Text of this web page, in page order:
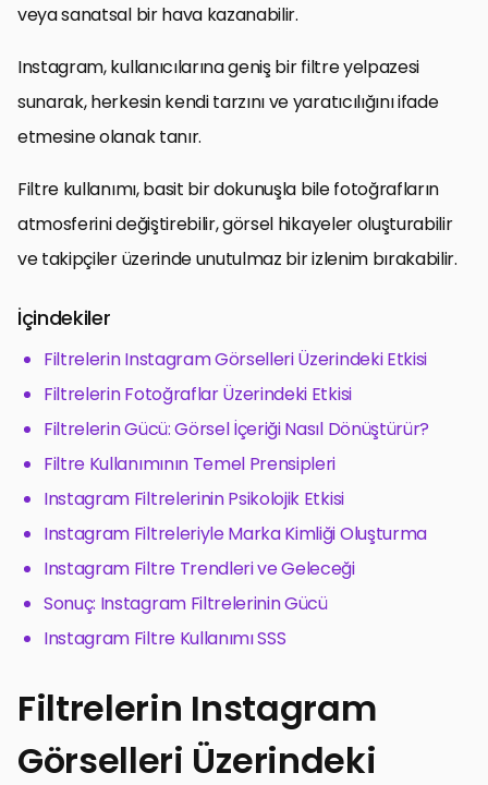
veya sanatsal bir hava kazanabilir.
Instagram, kullanıcılarına geniş bir filtre yelpazesi
sunarak, herkesin kendi tarzını ve yaratıcılığını ifade
etmesine olanak tanır.
Filtre kullanımı, basit bir dokunuşla bile fotoğrafların
atmosferini değiştirebilir, görsel hikayeler oluşturabilir
ve takipçiler üzerinde unutulmaz bir izlenim bırakabilir.
İçindekiler
Filtrelerin Instagram Görselleri Üzerindeki Etkisi
Filtrelerin Fotoğraflar Üzerindeki Etkisi
Filtrelerin Gücü: Görsel İçeriği Nasıl Dönüştürür?
Filtre Kullanımının Temel Prensipleri
Instagram Filtrelerinin Psikolojik Etkisi
Instagram Filtreleriyle Marka Kimliği Oluşturma
Instagram Filtre Trendleri ve Geleceği
Sonuç: Instagram Filtrelerinin Gücü
Instagram Filtre Kullanımı SSS
Filtrelerin Instagram
Görselleri Üzerindeki